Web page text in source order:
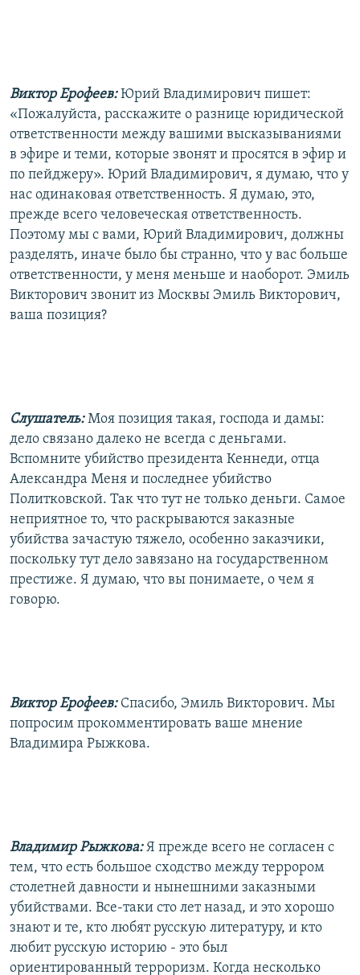
Виктор Ерофеев:Юрий Владимирович пишет:
«Пожалуйста, расскажите о разнице юридической
ответственности между вашими высказываниями
в эфире и теми, которые звонят и просятся в эфир и
по пейджеру». Юрий Владимирович, я думаю, что у
нас одинаковая ответственность. Я думаю, это,
прежде всего человеческая ответственность.
Поэтому мы с вами, Юрий Владимирович, должны
разделять, иначе было бы странно, что у вас больше
ответственности, у меня меньше и наоборот. Эмиль
Викторович звонит из Москвы Эмиль Викторович,
ваша позиция?
Слушатель:Моя позиция такая, господа и дамы:
дело связано далеко не всегда с деньгами.
Вспомните убийство президента Кеннеди, отца
Александра Меня и последнее убийство
Политковской. Так что тут не только деньги. Самое
неприятное то, что раскрываются заказные
убийства зачастую тяжело, особенно заказчики,
поскольку тут дело завязано на государственном
престиже. Я думаю, что вы понимаете, о чем я
говорю.
Виктор Ерофеев: Спасибо, Эмиль Викторович. Мы
попросим прокомментировать ваше мнение
Владимира Рыжкова.
Владимир Рыжкова:Я прежде всего не согласен с
тем, что есть большое сходство между террором
столетней давности и нынешними заказными
убийствами. Все-таки сто лет назад, и это хорошо
знают и те, кто любят русскую литературу, и кто
любит русскую историю - это был
ориентированный терроризм. Когда несколько